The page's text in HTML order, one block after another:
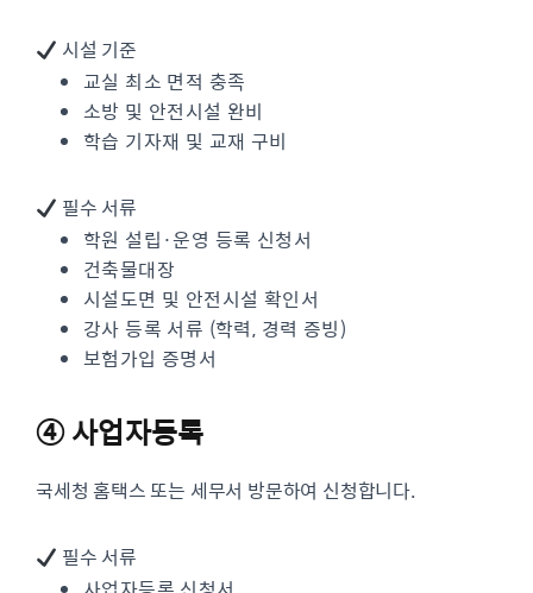
시설 기준
교실 최소 면적 충족
소방 및 안전시설 완비
학습 기자재 및 교재 구비
필수 서류
학원 설립·운영 등록 신청서
건축물대장
시설도면 및 안전시설 확인서
강사 등록 서류 (학력, 경력 증빙)
보험가입 증명서
④ 사업자등록
국세청 홈택스 또는 세무서 방문하여 신청합니다.
필수 서류